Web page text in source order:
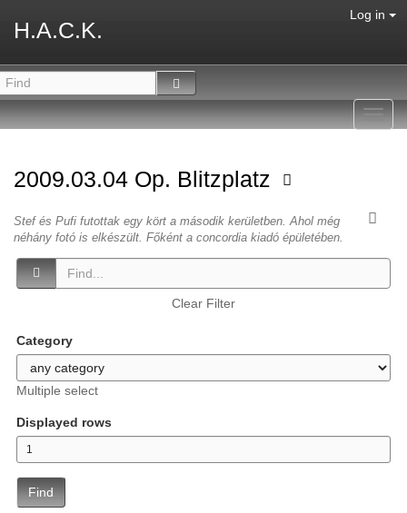
H.A.C.K.
Log in
2009.03.04 Op. Blitzplatz
Stef és Pufi futottak egy kört a második kerületben. Ahol még
néhány fotó is elkészült. Főként a concordia kiadó épületében.
Clear Filter
Category
Multiple select
Displayed rows
Find